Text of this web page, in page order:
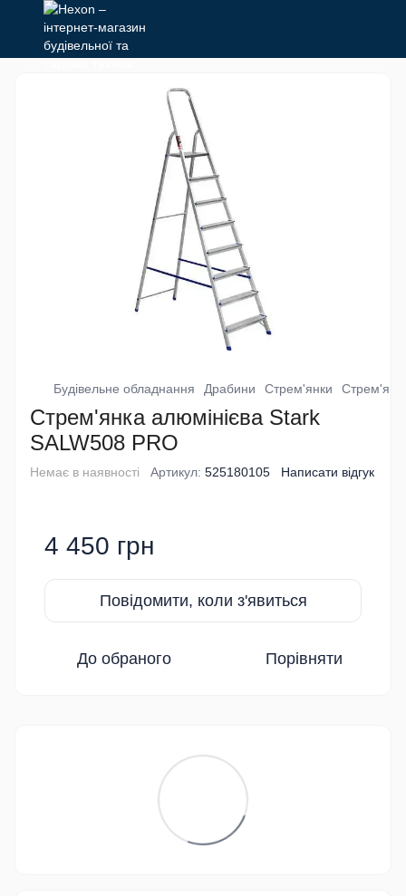
Будівельне обладнання Драбини Стрем'янки
Стрем'янка алюмінієва Stark
SALW508 PRO
Немає в наявності Артикул: 525180105 Написати відгук
4 450 грн
Повідомити, коли з'явиться
До обраного Порівняти